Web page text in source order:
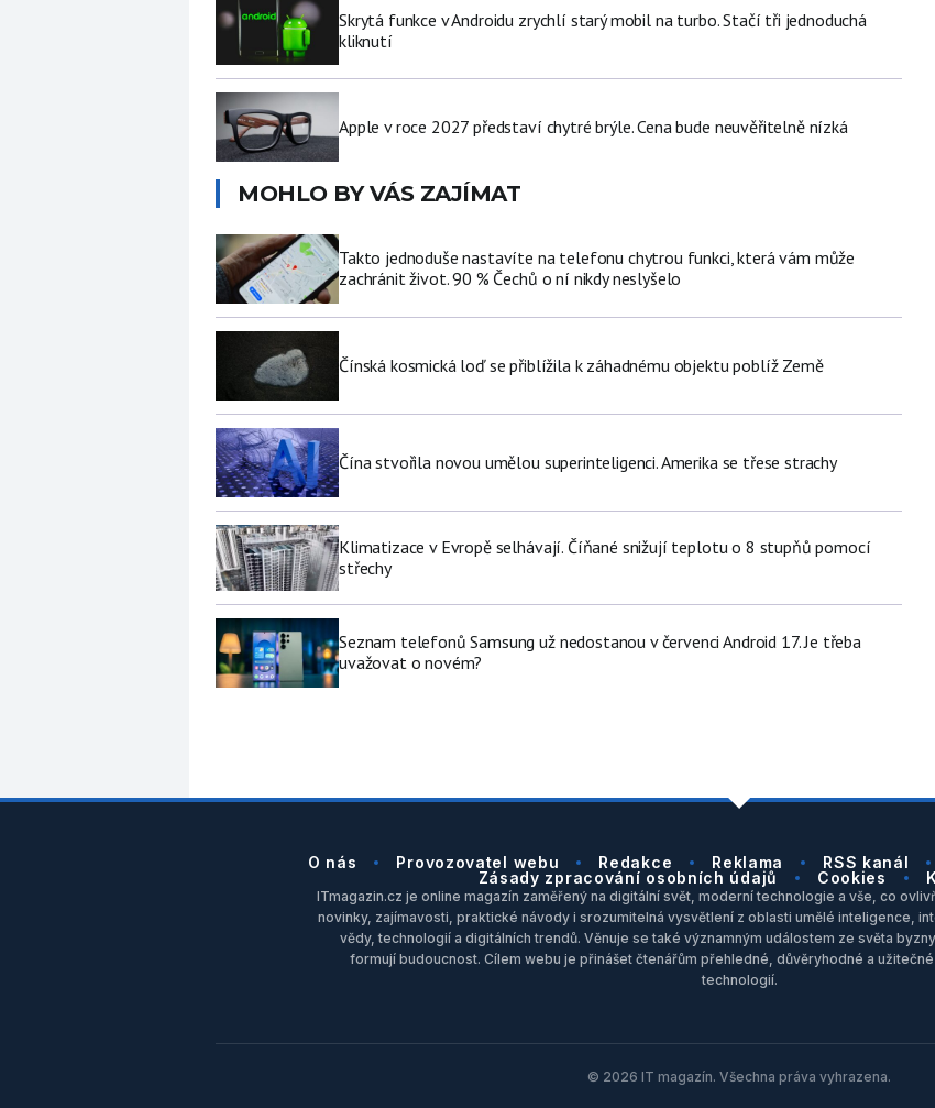
Skrytá funkce v Androidu zrychlí starý mobil na turbo. Stačí tři jednoduchá
kliknutí
Apple v roce 2027 představí chytré brýle. Cena bude neuvěřitelně nízká
MOHLO BY VÁS ZAJÍMAT
Takto jednoduše nastavíte na telefonu chytrou funkci, která vám může
zachránit život. 90 % Čechů o ní nikdy neslyšelo
Čínská kosmická loď se přiblížila k záhadnému objektu poblíž Země
Čína stvořila novou umělou superinteligenci. Amerika se třese strachy
Klimatizace v Evropě selhávají. Číňané snižují teplotu o 8 stupňů pomocí
střechy
Seznam telefonů Samsung už nedostanou v červenci Android 17. Je třeba
uvažovat o novém?
O nás Provozovatel webu Redakce Reklama RSS kanál
Zásady zpracování osobních údajů
Cookies
ITmagazin.cz je online magazín zaměřený na digitální svět, moderní technologie a vše, co
novinky, zajímavosti, praktické návody i srozumitelná vysvětlení z oblasti umělé inteligence,
vědy, technologií a digitálních trendů. Věnuje se také významným událostem ze světa
formují budoucnost. Cílem webu je přinášet čtenářům přehledné, důvěryhodné a
technologií.
© 2026 IT magazín. Všechna práva vyhrazena.